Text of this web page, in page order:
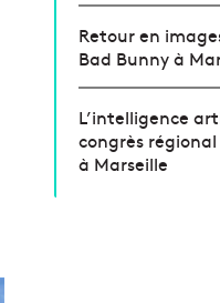
Retour en
Bad Bunny à
L’intelligence
congrès
à Marseille